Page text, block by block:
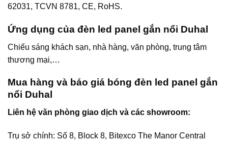
62031, TCVN 8781, CE, RoHS.
Ứng dụng của đèn led panel gắn nổi Duhal
Chiếu sáng khách sạn, nhà hàng, văn phòng, trung tâm
thương mại,…
Mua hàng và báo giá bóng đèn led panel gắn
nổi Duhal
Liên hệ văn phòng giao dịch và các showroom:
Trụ sở chính: Số 8, Block 8, Bitexco The Manor Central